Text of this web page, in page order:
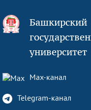
Башкирский
университет
Max-канал
Telegram-канал